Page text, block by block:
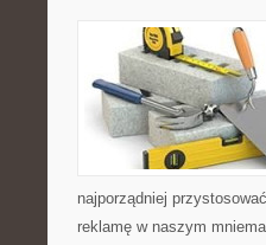
najporządniej
reklamę w naszym